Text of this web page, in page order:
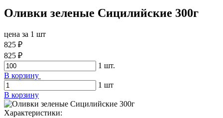
Оливки зеленые Сицилийские 300г
цена за 1 шт
825 ₽
825 ₽
1 шт.
В корзину
1 шт
В корзину
Характериcтики: